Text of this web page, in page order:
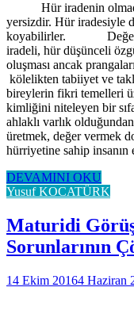
Hür iradenin
yersizdir. Hür iradesiyle
koyabilirler. Değer ve
iradeli, hür düşünceli
oluşması ancak
kölelikten tabiiyet ve
bireylerin fikri
kimliğini niteleyen bir
ahlaklı varlık
üretmek, değer vermek
hürriyetine sahip
DEVAMINI OKU
Yusuf KOCATÜRK
Maturidi
Sorunlarının
14 Ekim 20164 Haziran